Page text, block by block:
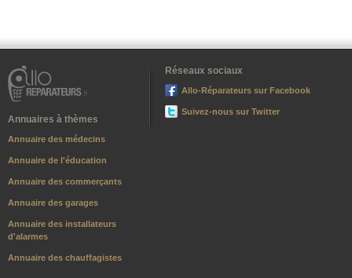
Annuaires à thèmes
Annuaire des médecins
Annuaire de l'éducation
Annuaire des commerçants
Annuaire des garages
Annuaire des installateurs
d'alarmes
Annuaire des chauffagistes
Réseaux sociaux
Allo-Réparateurs sur Facebook
Suivez-nous sur Twitter